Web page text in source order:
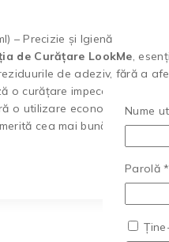
– Precizie și Igienă
de Curățare LookMe,
de adeziv, fără a
o curățare impecabilă,
o utilizare economică și de
cea mai bună îngrijire!
Nume
Parolă*